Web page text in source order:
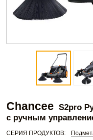
Chancee
S2pro
с ручным
СЕРИЯ ПРОДУКТОВ: